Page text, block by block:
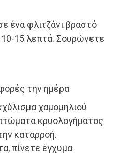
ένα φλιτζάνι βραστό
15 λεπτά. Σουρώνετε
την ημέρα
χαμομηλιού
κρυολογήματος
καταρροή.
πίνετε έγχυμα